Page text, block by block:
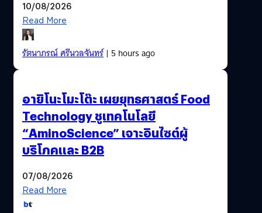
10/08/2026
Read More
รัตนาภรณ์ ศรีนวลจันทร์| 5 hours ago
อายิโนะโมะโต๊ะ เผยยุทธศาสตร์ Food
Technology ชูเทคโนโลยี
“AminoScience” เจาะอินไซต์ผู้
บริโภคและ B2B
07/08/2026
Read More